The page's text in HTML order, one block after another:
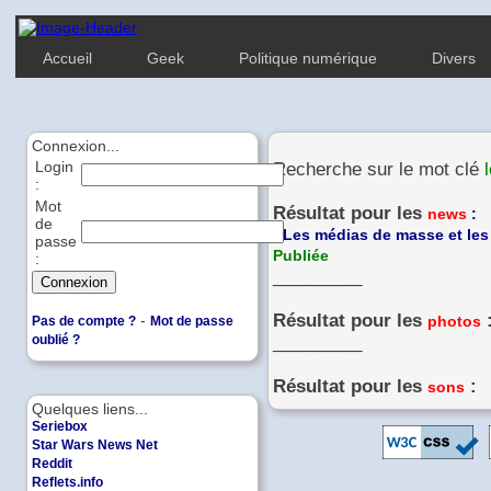
Accueil Geek Politique numérique Divers
Quelques liens...
Seriebox
Star Wars News Net
Reddit
Reflets.info
Connexion...
Login
:
Mot
de
passe
:
Pas de compte ? - Mot de passe
oublié ?
Recherche sur le mot clé
Résultat pour les news :
Les médias de masse et
Publiée
Résultat pour les photos
Résultat pour les sons :